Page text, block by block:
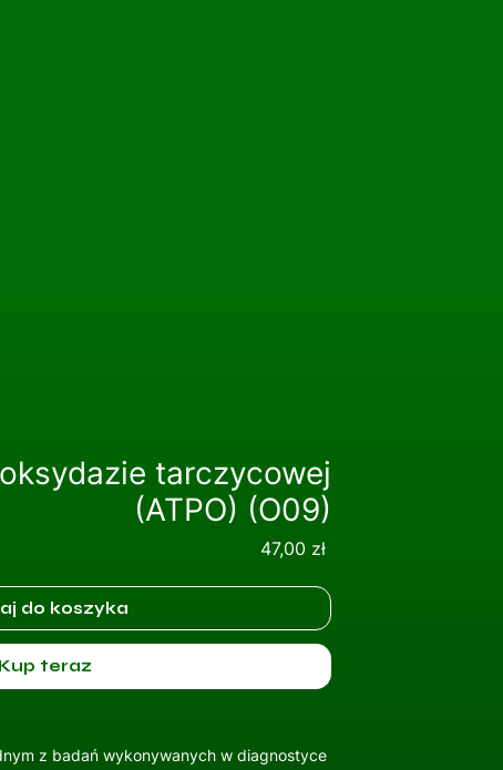
tarczycowej
(ATPO) (O09)
47,00 złCena
do koszyka
Kup teraz
z badań wykonywanych w diagnostyce